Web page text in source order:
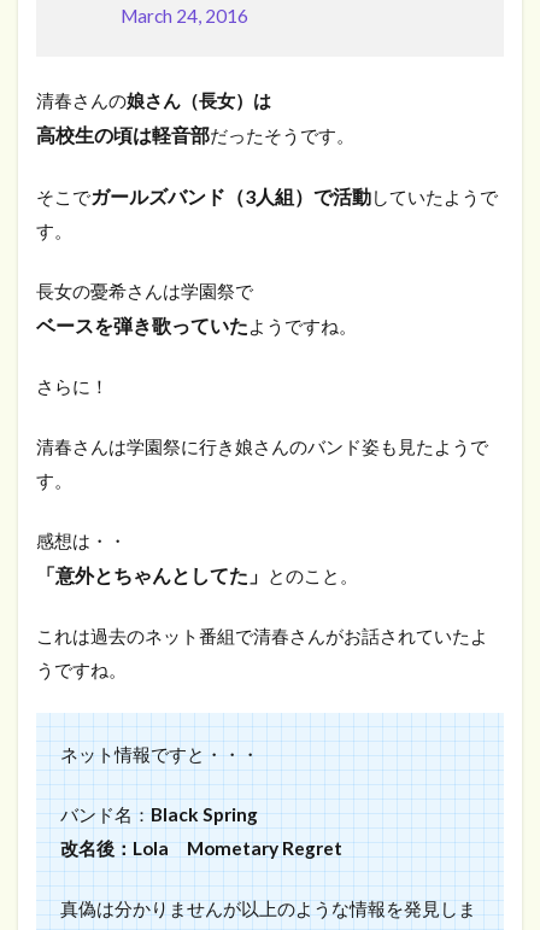
March 24, 2016
清春さんの娘さん（長女）は
高校生の頃は軽音部だったそうです。
そこでガールズバンド（3人組）で活動していたようで
す。
長女の憂希さんは学園祭で
ベースを弾き歌っていたようですね。
さらに！
清春さんは学園祭に行き娘さんのバンド姿も見たようで
す。
感想は・・
「意外とちゃんとしてた」 とのこと。
これは過去のネット番組で清春さんがお話されていたよ
うですね。
ネット情報ですと・・・
バンド名：Black Spring
改名後：Lola Mometary Regret
真偽は分かりませんが以上のような情報を発見しま